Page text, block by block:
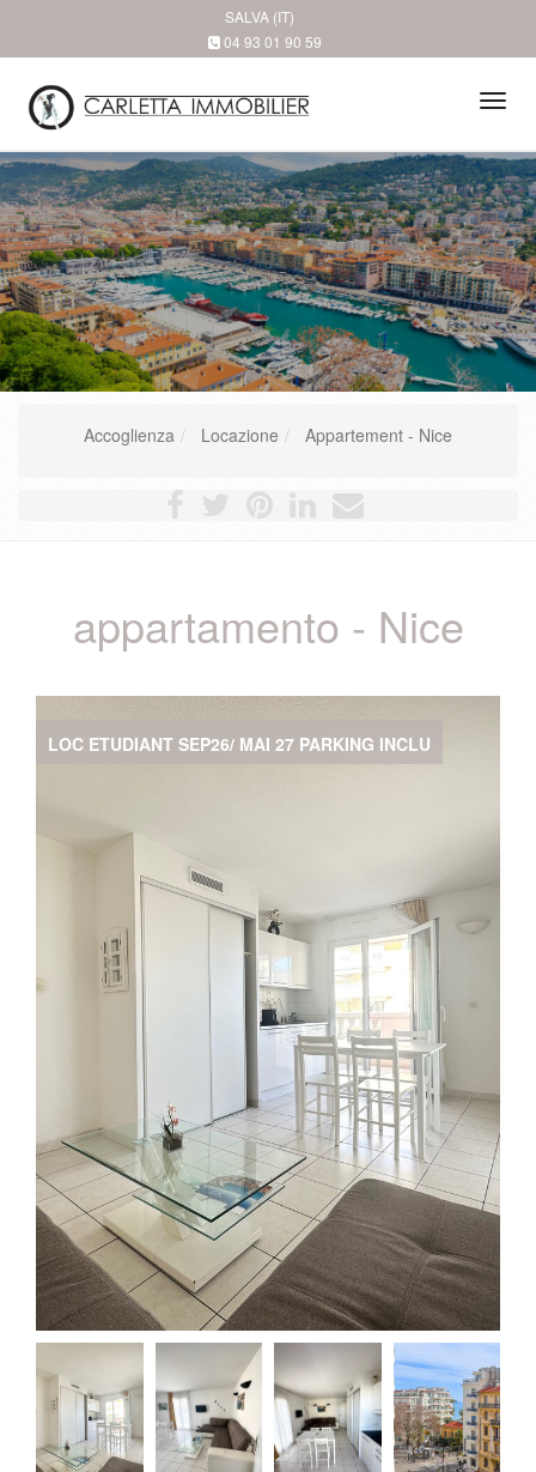
SALVA (IT)
04 93 01 90 59
Accoglienza Locazione Appartement - Nice
appartamento - Nice
LOC ETUDIANT SEP26/ MAI 27 PARKING INCLU